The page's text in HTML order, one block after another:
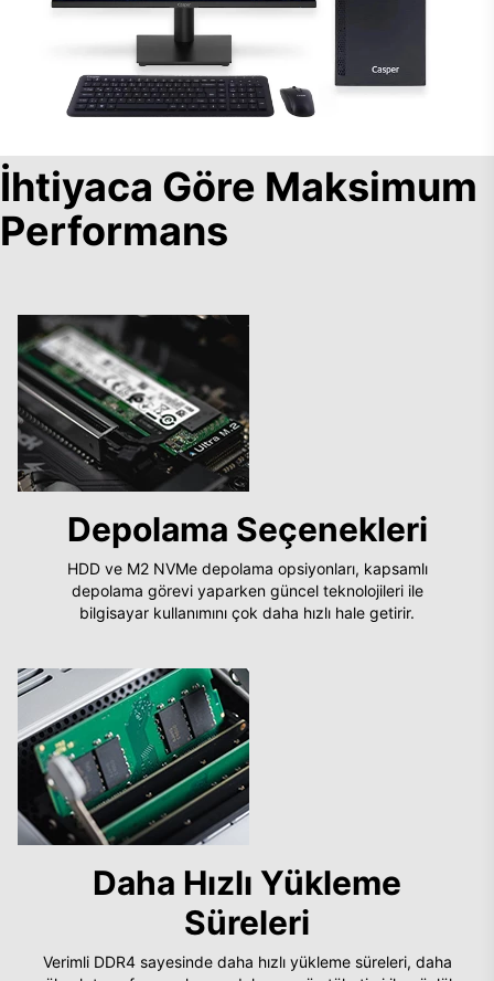
İhtiyaca Göre Maksimum
Performans
Depolama Seçenekleri
HDD ve M2 NVMe depolama opsiyonları, kapsamlı
depolama görevi yaparken güncel teknolojileri ile
bilgisayar kullanımını çok daha hızlı hale getirir.
Daha Hızlı Yükleme
Süreleri
Verimli DDR4 sayesinde daha hızlı yükleme süreleri, daha